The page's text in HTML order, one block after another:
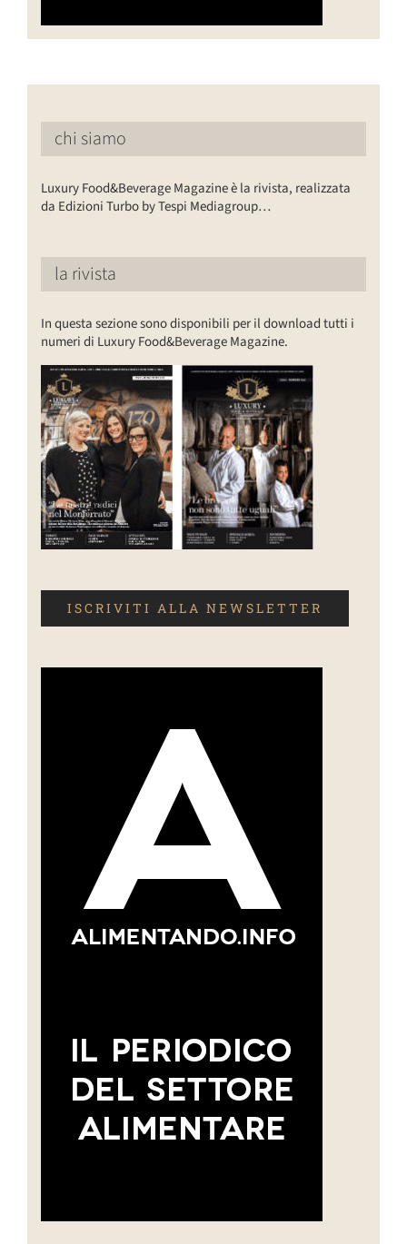
chi siamo
Luxury Food&Beverage Magazine è la rivista, realizzata
da Edizioni Turbo by Tespi Mediagroup…
la rivista
In questa sezione sono disponibili per il download tutti i
numeri di Luxury Food&Beverage Magazine.
ISCRIVITI ALLA NEWSLETTER